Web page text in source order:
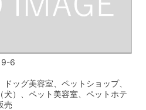
9-6
ッグ美容室、ペットショップ、
犬）、ペット美容室、ペットホテ
売